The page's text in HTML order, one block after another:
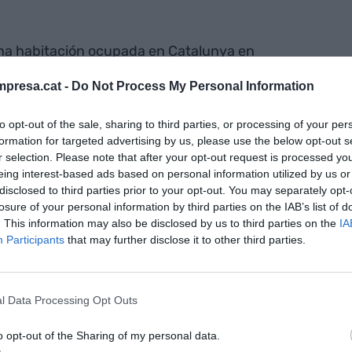
- Do Not Process My Personal Information
opt-out of the sale, sharing to third parties, or processing of your
for targeted advertising by us, please use the below opt-out
selection. Please note that after your opt-out request is processed
interest-based ads based on personal information utilized by us
to third parties prior to your opt-out. You may separately
of your personal information by third parties on the IAB’s list of
This information may also be disclosed by us to third parties on the
Participants that may further disclose it to other third parties.
Data Processing Opt Outs
opt-out of the Sharing of my personal data.
habitación ocupada en Catalunya en
un 4,67% por encima de los niveles de
de usuarios de los hoteles, 1.451.462 fueron
el Estado. La demarcación de Barcelona atrajo
de Girona (1.597.521), Tarragona (1.499.641) y
catalana fue la zona turística con mayor
de estancia de 2,61 días. En la Costa Daurada
en promedio, de 3,29 y 3,80 días,
destino preferido de los viajeros
total, por detrás de Andalucía, con un 21,9%. Una
visitantes internacionales (19,2%), pero por
viajeros en septiembre fue de 11,6 millones, con